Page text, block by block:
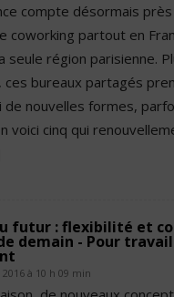
compte désormais
coworking partout en
seule région parisienne.
ces bureaux partagés
de nouvelles formes,
voici cinq qui
futur : flexibilité et
demain - Pour
à 10 h 09 min